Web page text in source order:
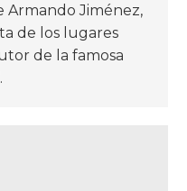
Armando Jiménez,
de los lugares
de la famosa